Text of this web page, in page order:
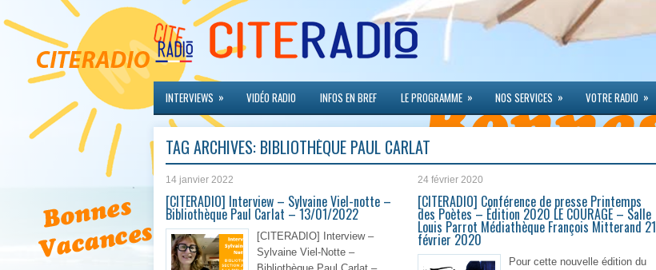
INTERVIEWS » VIDÉO RADIO INFOS EN BREF LE PROGRAMME » NOS SERVICES » VOTRE RADIO »
TAG ARCHIVES: BIBLIOTHÈQUE PAUL CARLAT
14 janvier 2022
[CITERADIO] Interview – Sylvaine Viel-notte –
Bibliothèque Paul Carlat – 13/01/2022
[CITERADIO] Interview –
Sylvaine Viel-Notte –
24 février 2020
[CITERADIO] Conférence de presse Printemps
des Poètes – Édition 2020 LE COURAGE – Salle
Louis Parrot Médiathèque François Mitterand 21
février 2020
Pour cette nouvelle édition du